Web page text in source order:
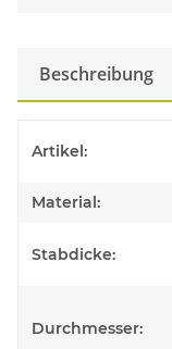
Beschreibung
Artikel:
Material:
Stabdicke:
Durchmesser: